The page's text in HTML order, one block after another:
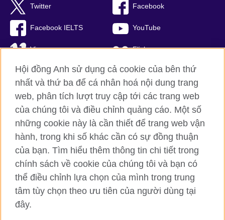
Twitter Facebook
Facebook IELTS YouTube
Vimeo Flickr
RSS TikTok
Hội đồng Anh toàn cầu
Bảo mật thông tin và quy định sử dụng
Cookie
Sơ đồ trang
© 2026 British Council
British Council (Viet Nam) LLC (
Hội đồng Anh sử dụng cả cookie của bên thứ
nhất và thứ ba để cá nhân hoá nội dung trang
web, phân tích lượt truy cập tới các trang web
của chúng tôi và điều chỉnh quảng cáo. Một số
những cookie này là cần thiết để trang web vận
hành, trong khi số khác cần có sự đồng thuận
của bạn. Tìm hiểu thêm thông tin chi tiết trong
chính sách về cookie của chúng tôi và bạn có
thể điều chỉnh lựa chọn của mình trong trung
tâm tùy chọn theo ưu tiên của người dùng tại
đây.